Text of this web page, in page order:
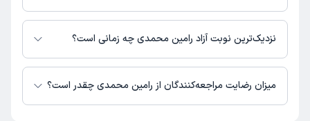
در حال حاضر رامین محمدی مشاوره پزشکی تلفنی فعال دارند.
نزدیک‌ترین نوبت آزاد رامین محمدی چه زمانی است؟
رامین محمدی از روز یکشنبه 18 مرداد 1405 بیمار جدید می‌پذیرند.
میزان رضایت مراجعه‌کنندگان از رامین محمدی چقدر است؟